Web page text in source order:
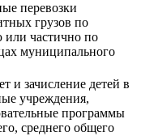
перевозки
грузов по
частично по
муниципального
и зачисление детей в
учреждения,
программы
среднего общего